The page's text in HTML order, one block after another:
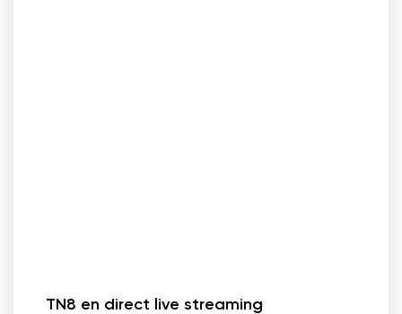
TN8 en direct live streaming